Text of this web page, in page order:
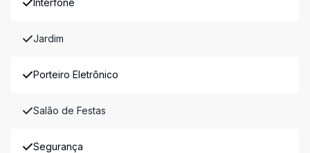
Interfone
Jardim
Porteiro Eletrônico
Salão de Festas
Segurança